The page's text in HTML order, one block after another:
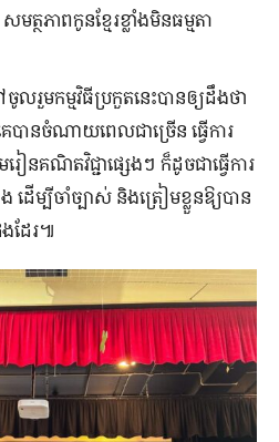
ត្ថភាព​កូនខ្មែរ​ខ្លាំង​មិនធម្មតា
លរួមកម្មវិធីប្រកួតនេះបាន​ឲ្យដឹងថា
ាន​ចំណាយ​ពេល​ជាច្រើន ធ្វើ​ការ​
រៀនគណិតវិជ្ជាផ្សេងៗ ក៏​ដូចជាធ្វើការ
ើម្បី​ចាំច្បាស់ និងត្រៀមខ្លួនឱ្យបាន
ដែរ៕